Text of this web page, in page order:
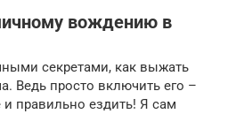
вождению в
секретами, как выжать
Ведь просто включить его –
правильно ездить! Я сам